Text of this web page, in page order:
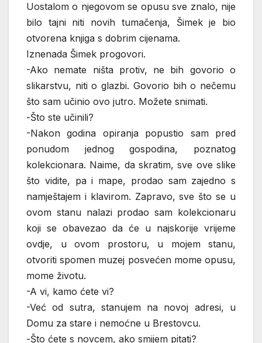
Uostalom o njegovom se opusu sve znalo, nije
bilo tajni niti novih tumačenja, Šimek je bio
otvorena knjiga s dobrim cijenama.
Iznenada Šimek progovori.
-Ako nemate ništa protiv, ne bih govorio o
slikarstvu, niti o glazbi. Govorio bih o nečemu
što sam učinio ovo jutro. Možete snimati.
-Što ste učinili?
-Nakon godina opiranja popustio sam pred
ponudom jednog gospodina, poznatog
kolekcionara. Naime, da skratim, sve ove slike
što vidite, pa i mape, prodao sam zajedno s
namještajem i klavirom. Zapravo, sve što se u
ovom stanu nalazi prodao sam kolekcionaru
koji se obavezao da će u najskorije vrijeme
ovdje, u ovom prostoru, u mojem stanu,
otvoriti spomen muzej posvećen mome opusu,
mome životu.
-A vi, kamo ćete vi?
-Već od sutra, stanujem na novoj adresi, u
Domu za stare i nemoćne u Brestovcu.
-Što ćete s novcem, ako smijem pitati?